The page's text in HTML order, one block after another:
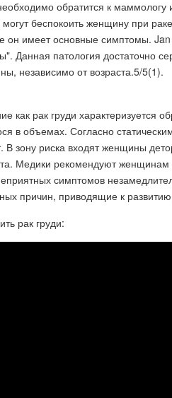
обратится к маммологу
беспокоить женщину при
он имеет основные симптомы.
Данная патология достаточно
независимо от возраста.5/5(1).
как рак груди характеризуется
в объемах. Согласно
В зону риска входят женщины
Медики рекомендуют
симптомов
причин, приводящие к
рак груди: